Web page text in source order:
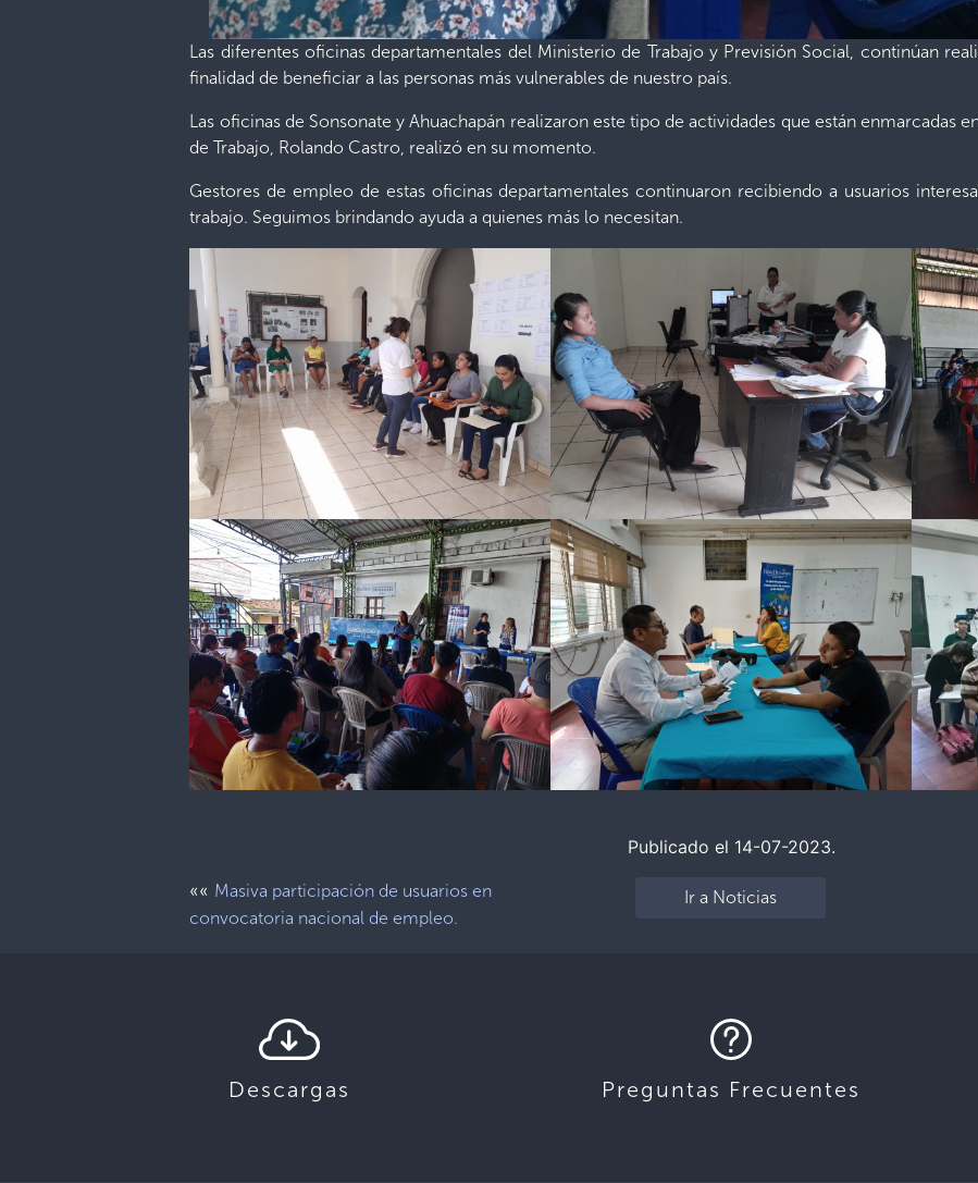
Las diferentes oficinas departamentales del Ministerio de Trabajo y Previsión Social, continúan
finalidad de beneficiar a las personas más vulnerables de nuestro país.
Las oficinas de Sonsonate y Ahuachapán realizaron este tipo de actividades que están enmarcadas
de Trabajo, Rolando Castro, realizó en su momento.
Gestores de empleo de estas oficinas departamentales continuaron recibiendo a usuarios
trabajo. Seguimos brindando ayuda a quienes más lo necesitan.
Publicado el 14-07-2023.
«« Masiva participación de usuarios en
convocatoria nacional de empleo.
Ir a Noticias
Descargas Preguntas Frecuentes